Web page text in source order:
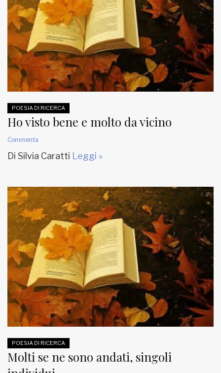
POESIA DI RICERCA
Ho visto bene e molto da vicino
Commenta
Di Silvia Caratti Leggi »
POESIA DI RICERCA
Molti se ne sono andati, singoli